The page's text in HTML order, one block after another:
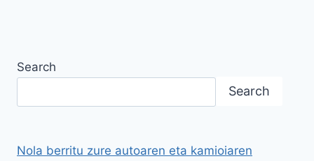
Search
Search
Nola berritu zure autoaren eta kamioiaren